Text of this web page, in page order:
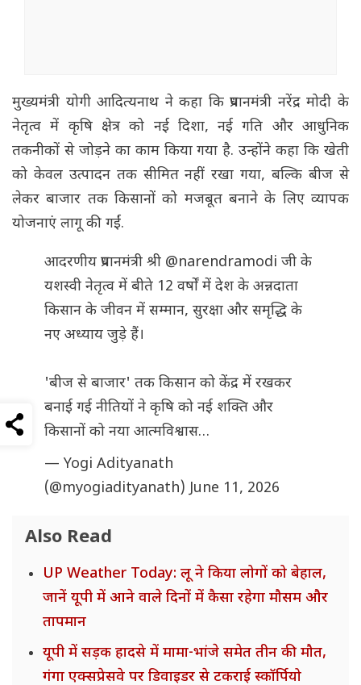
मुख्यमंत्री योगी आदित्यनाथ ने कहा कि प्रधानमंत्री नरेंद्र मोदी के
नेतृत्व में कृषि क्षेत्र को नई दिशा, नई गति और आधुनिक
तकनीकों से जोड़ने का काम किया गया है. उन्होंने कहा कि खेती
को केवल उत्पादन तक सीमित नहीं रखा गया, बल्कि बीज से
लेकर बाजार तक किसानों को मजबूत बनाने के लिए व्यापक
योजनाएं लागू की गईं.
आदरणीय प्रधानमंत्री श्री @narendramodi जी के
यशस्वी नेतृत्व में बीते 12 वर्षों में देश के अन्नदाता
किसान के जीवन में सम्मान, सुरक्षा और समृद्धि के
नए अध्याय जुड़े हैं।
'बीज से बाजार' तक किसान को केंद्र में रखकर
बनाई गई नीतियों ने कृषि को नई शक्ति और
किसानों को नया आत्मविश्वास…
— Yogi Adityanath
(@myogiadityanath)June 11, 2026
Also Read
UP Weather Today: लू ने किया लोगों को बेहाल,
जानें यूपी में आने वाले दिनों में कैसा रहेगा मौसम और
तापमान
यूपी में सड़क हादसे में मामा-भांजे समेत तीन की मौत,
गंगा एक्सप्रेसवे पर डिवाइडर से टकराई स्कॉर्पियो